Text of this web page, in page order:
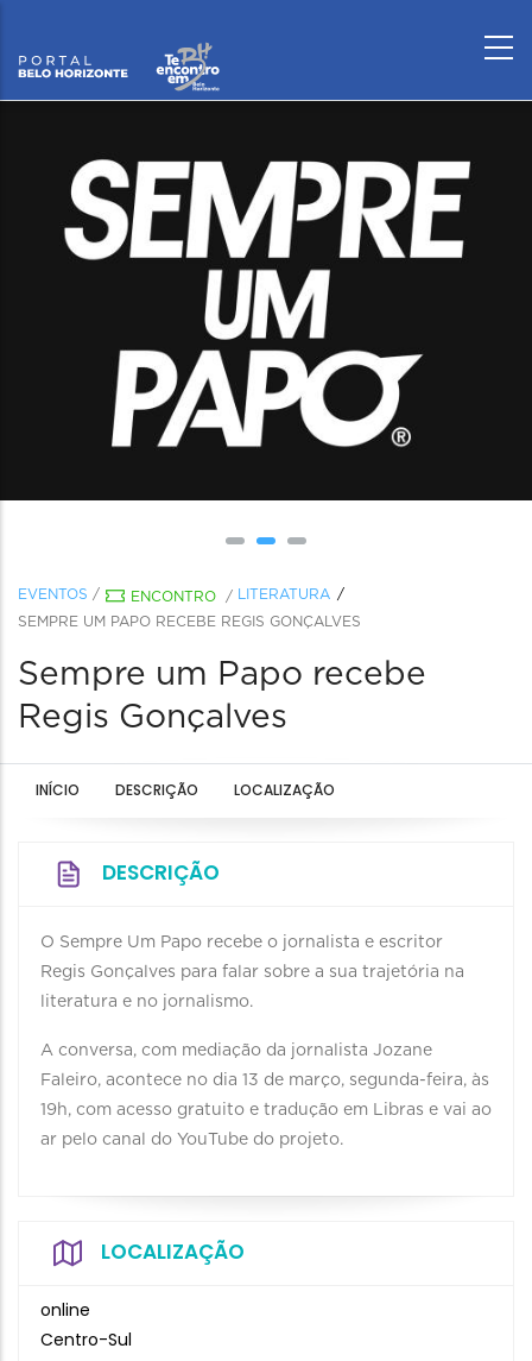
EVENTOS / ENCONTRO /
LITERATURA
SEMPRE UM PAPO RECEBE REGIS GONÇALVES
Sempre um Papo recebe
Regis Gonçalves
INÍCIO DESCRIÇÃO LOCALIZAÇÃO
DESCRIÇÃO
O Sempre Um Papo recebe o jornalista e escritor
Regis Gonçalves para falar sobre a sua trajetória na
literatura e no jornalismo.
A conversa, com mediação da jornalista Jozane
Faleiro, acontece no dia 13 de março, segunda-feira, às
19h, com acesso gratuito e tradução em Libras e vai ao
ar pelo canal do YouTube do projeto.
LOCALIZAÇÃO
online
Centro-Sul